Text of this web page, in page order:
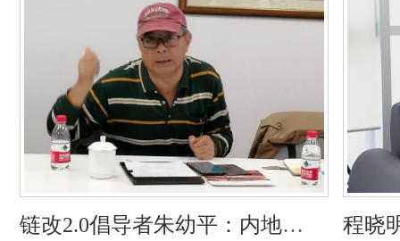
链改2.0倡导者朱幼平：内地
程晓